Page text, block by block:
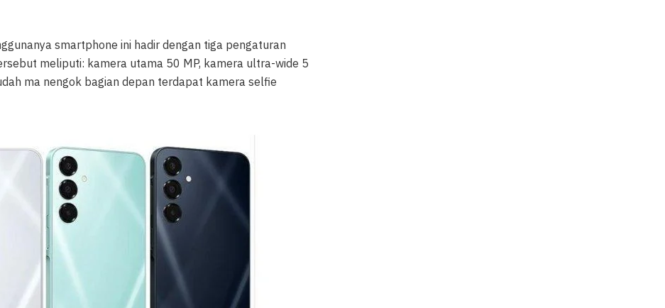
smartphone ini hadir dengan tiga pengaturan
meliputi: kamera utama 50 MP, kamera ultra-wide 5
ma nengok bagian depan terdapat kamera selfie